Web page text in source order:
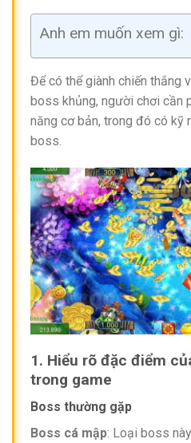
Anh em muốn xem gì:
Để có thể giành chiến thắng
boss khủng, người chơi cần
năng cơ bản, trong đó có kỹ
boss.
1. Hiểu rõ đặc điểm
trong game
Boss thường gặp
Boss cá mập: Loại boss